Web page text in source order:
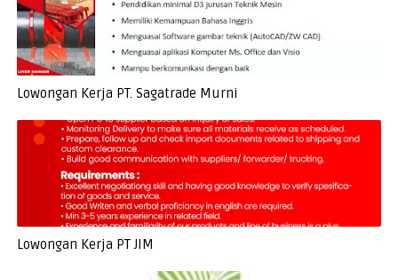
Lowongan Kerja PT. Sagatrade Murni
Lowongan Kerja PT JIM